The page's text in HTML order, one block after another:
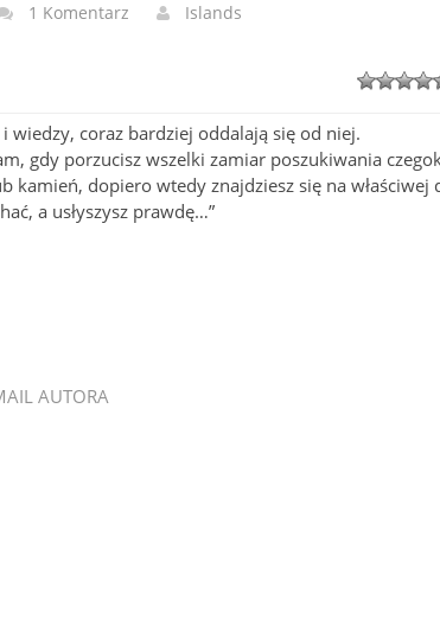
1 Komentarz
Islands
wiedzy, coraz bardziej oddalają się od niej.
gdy porzucisz wszelki zamiar poszukiwania
kamień, dopiero wtedy znajdziesz się na właściwej
a usłyszysz prawdę…”
AUTORA